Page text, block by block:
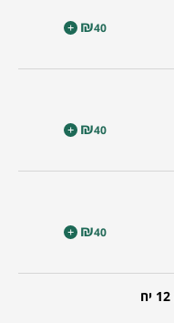
₪40
+
₪40
+
₪40
+